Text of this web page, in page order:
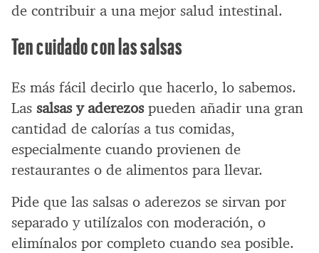
de contribuir a una mejor salud intestinal.
Ten cuidado con las salsas
Es más fácil decirlo que hacerlo, lo sabemos.
Las salsas y aderezospueden añadir una gran
cantidad de calorías a tus comidas,
especialmente cuando provienen de
restaurantes o de alimentos para llevar.
Pide que las salsas o aderezos se sirvan por
separado y utilízalos con moderación, o
elimínalos por completo cuando sea posible.